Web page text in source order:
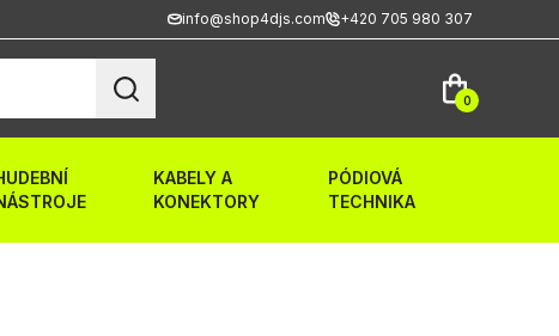
info@shop4djs.com +420 705 980 307
0
KABELY A
KONEKTORY
PÓDIOVÁ
TECHNIKA